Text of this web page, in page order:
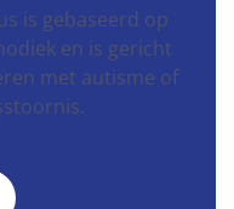
is gebaseerd op
en is gericht
met autisme of